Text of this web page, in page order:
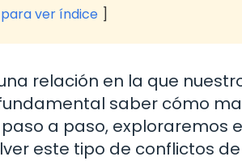
ver índice
relación en la que
saber cómo
a paso, exploraremos
este tipo de conflictos